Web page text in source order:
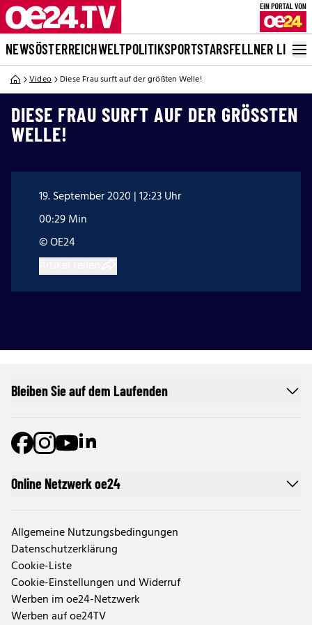
NEWSÖSTERREICHWELTPOLITIKSPORTSTARSFELLNER LIVE
Video Diese Frau surft auf der größten Welle!
DIESE FRAU SURFT AUF DER GRÖSSTEN W
ELLE!
19. September 2020 | 12:23 Uhr
00:29 Min
© OE24
Online Netzwerk oe24
Allgemeine Nutzungsbedingungen
Datenschutzerklärung
Cookie-Liste
Cookie-Einstellungen und Widerruf
Werben im oe24-Netzwerk
Werben auf oe24TV
Bleiben Sie auf dem Laufenden